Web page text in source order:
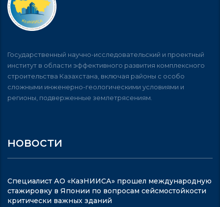
Государственный научно-исследовательский и проектный
институт в области эффективного развития комплексного
строительства Казахстана, включая районы с особо
сложными инженерно-геологическими условиями и
регионы, подверженные землетрясениям.
новости
Специалист АО «КазНИИСА» прошел международную
стажировку в Японии по вопросам сейсмостойкости
критически важных зданий